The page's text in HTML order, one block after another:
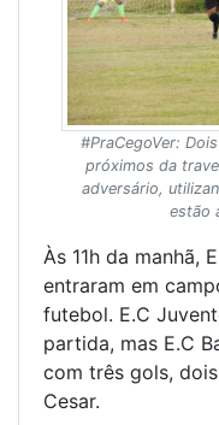
#PraCegoVer:
próximos da
adversário,
estão
Às 11h da manhã,
entraram em
futebol. E.C
partida, mas E.C
com três gols,
Cesar.